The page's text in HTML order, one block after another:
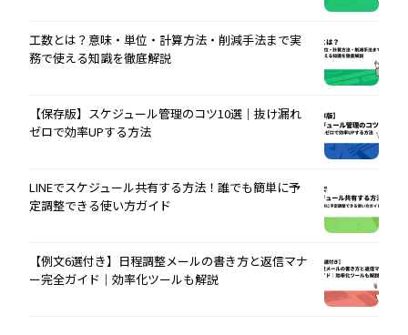
工数とは？意味・単位・計算方法・削減手法まで実
務で使える知識を徹底解説
【保存版】スケジュール管理のコツ10選｜抜け漏れ
ゼロで効率UPする方法
LINEでスケジュール共有する方法！誰でも簡単に予
定調整できる使い方ガイド
【例文6選付き】日程調整メールの書き方と返信マナ
ー完全ガイド｜効率化ツールも解説